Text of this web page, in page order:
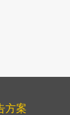
方案